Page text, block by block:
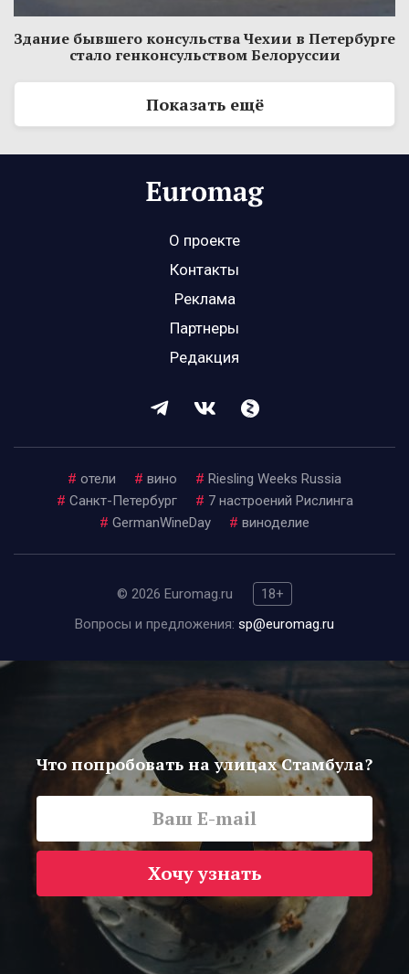
Здание бывшего консульства Чехии в Петербурге
стало генконсульством Белоруссии
Показать ещё
О проекте
Контакты
Реклама
Партнеры
Редакция
# отели # вино # Riesling Weeks Russia
# Санкт-Петербург # 7 настроений Рислинга
# GermanWineDay # виноделие
© 2026 Euromag.ru
18+
Вопросы и предложения: sp@euromag.ru
Что попробовать на улицах Стамбула?
Хочу узнать